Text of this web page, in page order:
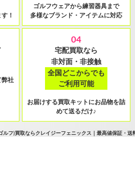
ルフ)買取ならクレイジーフェニックス｜最高値保証・
！
ゴルフウェアから練習器具まで
多様なブランド・アイテムに対応
弊社
04
宅配買取なら
非対面・非接触
全国どこからでも
ご利用可能
お届けする買取キットにお品物を詰
めて送るだけ♪